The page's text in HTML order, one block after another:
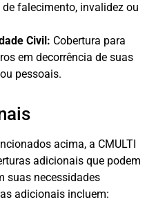
falecimento, invalidez ou
Civil: Cobertura para
em decorrência de suas
pessoais.
acima, a CMULTI
adicionais que podem
suas necessidades
adicionais incluem: